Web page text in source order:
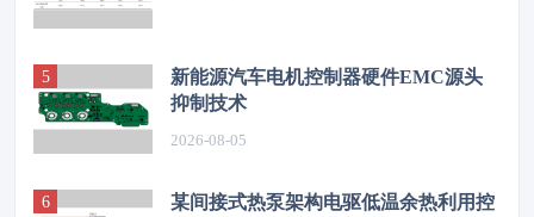
新能源汽车电机控制器硬件EMC源头
抑制技术
2026-08-05
某间接式热泵架构电驱低温余热利用控